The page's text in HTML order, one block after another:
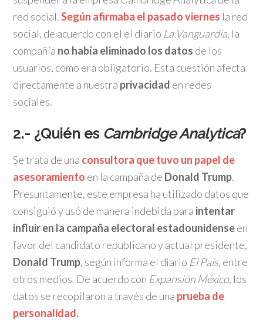
red social.Según afirmaba el pasado viernes la red
social, de acuerdo con el el diario La Vanguardia, la
compañía no había eliminado los datos de los
usuarios, como era obligatorio. Esta cuestión afecta
directamente a nuestra privacidad en redes
sociales.
2.- ¿Quién es Cambridge Analytica?
Se trata de una consultora que tuvo un papel de
asesoramiento en la campaña de Donald Trump.
Presuntamente, este empresa ha utilizado datos que
consiguió y usó de manera indebida para intentar
influir en la campaña electoral estadounidenseen
favor del candidato republicano y actual presidente,
Donald Trump, según informa el diario El País, entre
otros medios. De acuerdo con Expansión México, los
datos se recopilaron a través de una prueba de
personalidad.